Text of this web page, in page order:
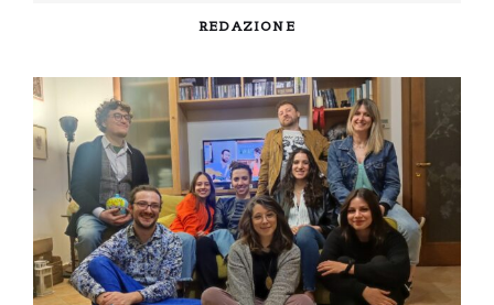
REDAZIONE